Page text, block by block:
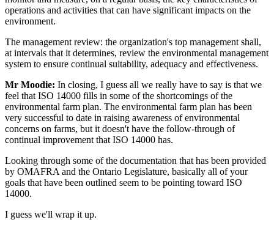
operations and activities that can have significant impacts on the
environment.
The management review: the organization's top management shall,
at intervals that it determines, review the environmental management
system to ensure continual suitability, adequacy and effectiveness.
Mr Moodie: In closing, I guess all we really have to say is that we
feel that ISO 14000 fills in some of the shortcomings of the
environmental farm plan. The environmental farm plan has been
very successful to date in raising awareness of environmental
concerns on farms, but it doesn't have the follow-through of
continual improvement that ISO 14000 has.
Looking through some of the documentation that has been provided
by OMAFRA and the Ontario Legislature, basically all of your
goals that have been outlined seem to be pointing toward ISO
14000.
I guess we'll wrap it up.